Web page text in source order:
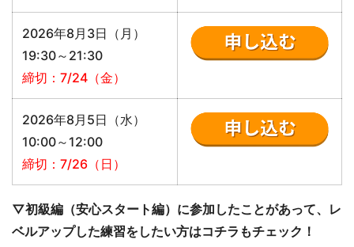
2026年8月3日（月）
19:30～21:30
締切：7/24（金）
2026年8月5日（水）
10:00～12:00
締切：7/26（日）
▽初級編（安心スタート編）に参加したことがあって、レ
ベルアップした練習をしたい方はコチラもチェック！